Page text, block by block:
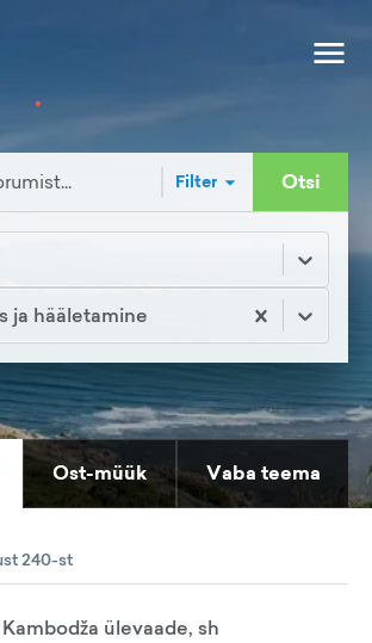
Filter Otsi
ja hääletamine
Ost-müük Vaba teema
240-st
ülevaade, sh